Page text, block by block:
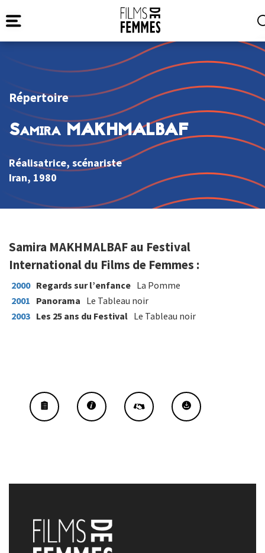
Répertoire
Samira MAKHMALBAF
Réalisatrice, scénariste
Iran, 1980
Samira MAKHMALBAF au Festival
International du Films de Femmes :
2000 Regards sur l’enfance La Pomme
2001 Panorama Le Tableau noir
2003 Les 25 ans du Festival Le Tableau noir